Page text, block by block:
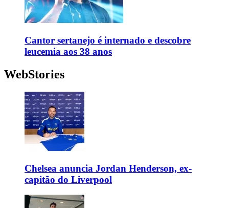
Cantor sertanejo é internado e descobre
leucemia aos 38 anos
WebStories
Chelsea anuncia Jordan Henderson, ex-
capitão do Liverpool